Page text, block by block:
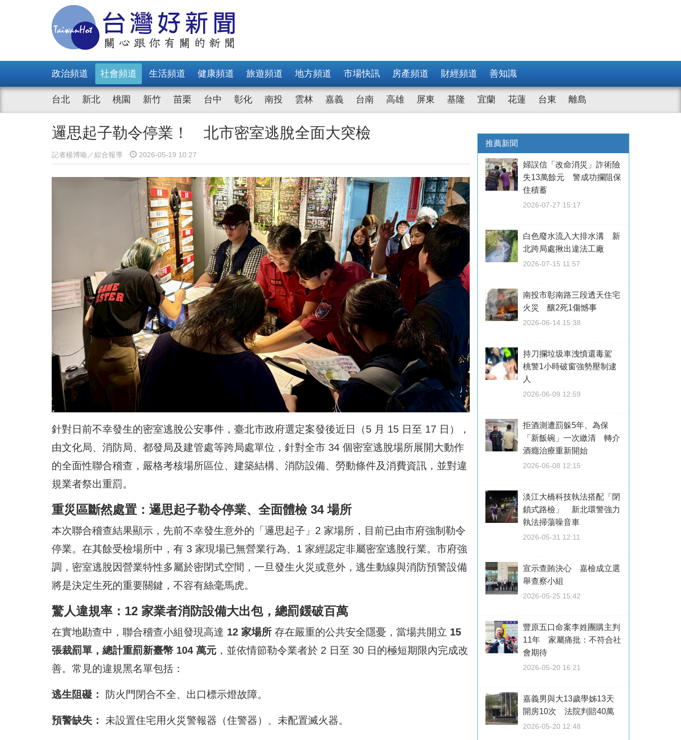
政治頻道 社會頻道 生活頻道 健康頻道 旅遊頻道 地方頻道 市場快訊 房產頻道 財經頻道 善知識
台北 新北 桃園 新竹 苗栗 台中 彰化 南投 雲林 嘉義 台南 高雄 屏東 基隆 宜蘭 花蓮 台東 離島
邏思起子勒令停業！ 北市密室逃脫全面大突檢
記者楊博喻／綜合報導 2026-05-19 10:27
針對日前不幸發生的密室逃脫公安事件，臺北市政府選定案發後近日（5 月 15 日至 17 日），
由文化局、消防局、都發局及建管處等跨局處單位，針對全市 34 個密室逃脫場所展開大動作
的全面性聯合稽查，嚴格考核場所區位、建築結構、消防設備、勞動條件及消費資訊，並對違
規業者祭出重罰。
重災區斷然處置：邏思起子勒令停業、全面體檢 34 場所
本次聯合稽查結果顯示，先前不幸發生意外的「邏思起子」2 家場所，目前已由市府強制勒令
停業。在其餘受檢場所中，有 3 家現場已無營業行為、1 家經認定非屬密室逃脫行業。市府強
調，密室逃脫因營業特性多屬於密閉式空間，一旦發生火災或意外，逃生動線與消防預警設備
將是決定生死的重要關鍵，不容有絲毫馬虎。
驚人違規率：12 家業者消防設備大出包，總罰鍰破百萬
在實地勘查中，聯合稽查小組發現高達 12 家場所 存在嚴重的公共安全隱憂，當場共開立 15
張裁罰單，總計重罰新臺幣 104 萬元 ，並依情節勒令業者於 2 日至 30 日的極短期限內完成改
善。常見的違規黑名單包括：
逃生阻礙： 防火門閉合不全、出口標示燈故障。
預警缺失： 未設置住宅用火災警報器（住警器）、未配置滅火器。
推薦新聞
婦誤信「改命消災」詐術險
失13萬餘元 警成功攔阻保
住積蓄
2026-07-27 15:17
白色廢水流入大排水溝 新
北跨局處揪出違法工廠
2026-07-15 11:57
南投市彰南路三段透天住宅
火災 釀2死1傷憾事
2026-06-14 15:38
持刀攔垃圾車洩憤還毒駕
桃警1小時破窗強勢壓制逮
人
2026-06-09 12:59
拒酒測遭罰躲5年、為保
「新飯碗」一次繳清 轉介
酒癮治療重新開始
2026-06-08 12:15
淡江大橋科技執法搭配「閉
鎖式路檢」 新北環警強力
執法掃蕩噪音車
2026-05-31 12:11
宣示查賄決心 嘉檢成立選
舉查察小組
2026-05-25 15:42
豐原五口命案李姓團購主判
11年 家屬痛批：不符合社
會期待
2026-05-20 16:21
嘉義男與大13歲學姊13天
開房10次 法院判賠40萬
2026-05-20 12:48